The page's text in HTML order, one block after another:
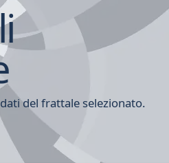
del frattale selezionato.